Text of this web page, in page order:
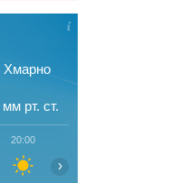
Хмарно
мм рт. ст.
20:00
›